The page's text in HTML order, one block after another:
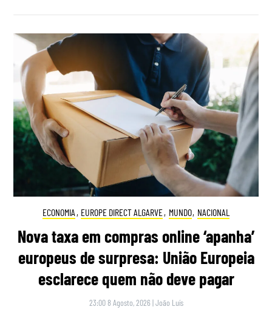
ECONOMIA , EUROPE DIRECT ALGARVE, MUNDO, NACIONAL
Nova taxa em compras online ‘apanha’
europeus de surpresa: União Europeia
esclarece quem não deve pagar
23:00 8 Agosto, 2026 |João Luís